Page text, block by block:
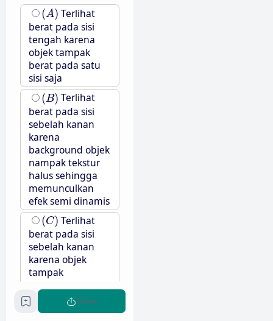
(A)
(A) Terlihat
berat pada sisi
tengah karena
objek tampak
berat pada satu
sisi saja
(B)
(B) Terlihat
berat pada sisi
sebelah kanan
karena
background objek
nampak tekstur
halus sehingga
memunculkan
efek semi dinamis
(C)
(C) Terlihat
berat pada sisi
sebelah kanan
karena objek
tampak
pada satu sisi saja
(D)
Share